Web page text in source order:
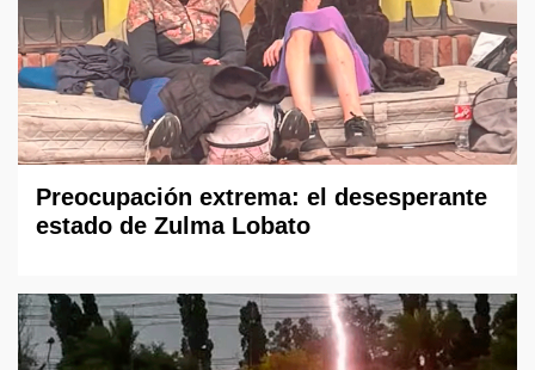
Preocupación extrema: el desesperante
estado de Zulma Lobato